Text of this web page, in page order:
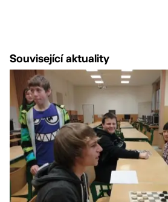
Související aktuality